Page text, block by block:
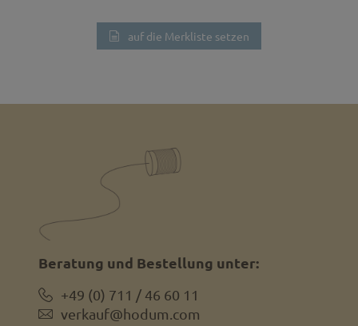
auf die Merkliste setzen
Beratung und Bestellung unter:
+49 (0) 711 / 46 60 11
verkauf@hodum.com